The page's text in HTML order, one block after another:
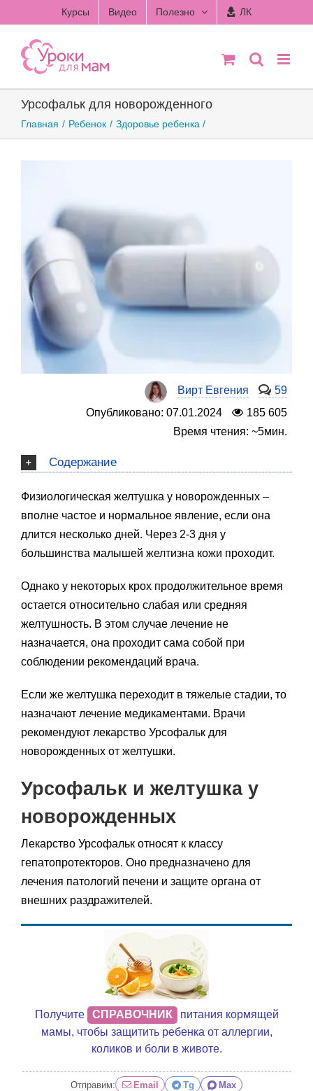
to
content
Курсы Видео Полезно ЛК
Урсофальк для новорожденного
Главная Ребенок Здоровье ребенка
Вирт Евгения
59
Опубликовано: 07.01.2024
185 605
Время чтения: ~5мин.
Содержание
Физиологическая желтушка у новорожденных –
вполне частое и нормальное явление, если она
длится несколько дней. Через 2-3 дня у
большинства малышей желтизна кожи проходит.
Однако у некоторых крох продолжительное время
остается относительно слабая или средняя
желтушность. В этом случае лечение не
назначается, она проходит сама собой при
соблюдении рекомендаций врача.
Если же желтушка переходит в тяжелые стадии, то
назначают лечение медикаментами. Врачи
рекомендуют лекарство Урсофальк для
новорожденных от желтушки.
Урсофальк и желтушка у
новорожденных
Лекарство Урсофальк относят к классу
гепатопротекторов. Оно предназначено для
лечения патологий печени и защите органа от
внешних раздражителей.
Получите СПРАВОЧНИК
питания кормящей
мамы, чтобы защитить ребенка от аллергии,
коликов и боли в животе.
Отправим: Email Tg Max